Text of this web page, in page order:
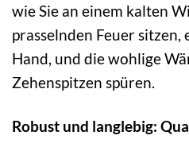
wie Sie an einem kalten
prasselnden Feuer sitzen,
Hand, und die wohlige
Zehenspitzen spüren.
Robust und langlebig: